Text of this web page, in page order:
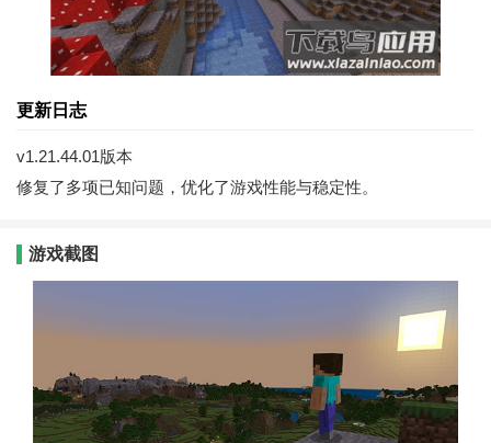
更新日志
v1.21.44.01版本
修复了多项已知问题，优化了游戏性能与稳定性。
游戏截图